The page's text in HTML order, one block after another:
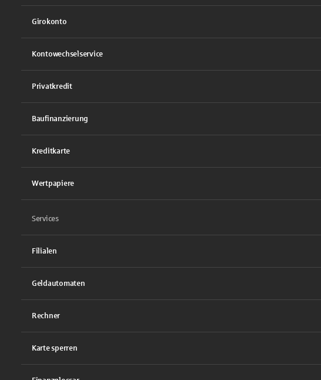
Girokonto
Kontowechselservice
Privatkredit
Baufinanzierung
Kreditkarte
Wertpapiere
Services
Filialen
Geldautomaten
Rechner
Karte sperren